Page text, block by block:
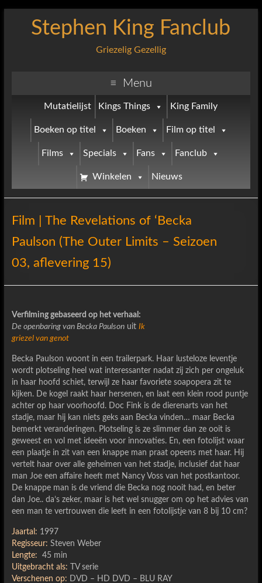
Stephen King Fanclub
Griezelig Gezellig
Menu
Mutatielijst Kings Things King Family
Boeken op titel Boeken Film op titel
Films Specials Fans Fanclub
Winkelen Nieuws
Film | The Revelations of ‘Becka
Paulson (The Outer Limits – Seizoen
03, aflevering 15)
Verfilming gebaseerd op het verhaal:
De openbaring van Becka Paulsonuit Ik
griezel van genot
Becka Paulson woont in een trailerpark. Haar lusteloze leventje
wordt plotseling heel wat interessanter nadat zij zich per ongeluk
in haar hoofd schiet, terwijl ze haar favoriete soapopera zit te
kijken. De kogel raakt haar hersenen, en laat een klein rood puntje
achter op haar voorhoofd. Doc Fink is de dierenarts van het
stadje, maar hij kan niets geks aan Becka vinden… maar Becka
bemerkt veranderingen. Plotseling is ze slimmer dan ze ooit is
geweest en vol met ideeën voor innovaties. En, een fotolijst waar
een plaatje in zit van een knappe man praat opeens met haar. Hij
vertelt haar over alle geheimen van het stadje, inclusief dat haar
man Joe een affaire heeft met Nancy Voss van het postkantoor.
De knappe man is de vriend die Becka nog nooit had, en beter
dan Joe.. da’s zeker, maar is het wel snugger om op het advies van
een man te vertrouwen die leeft in een fotolijstje van 8 bij 10 cm?
Jaartal: 1997
Regisseur: Steven Weber
Lengte:
45 min
Uitgebracht als: TV serie
Verschenen op: DVD – HD DVD – BLU RAY